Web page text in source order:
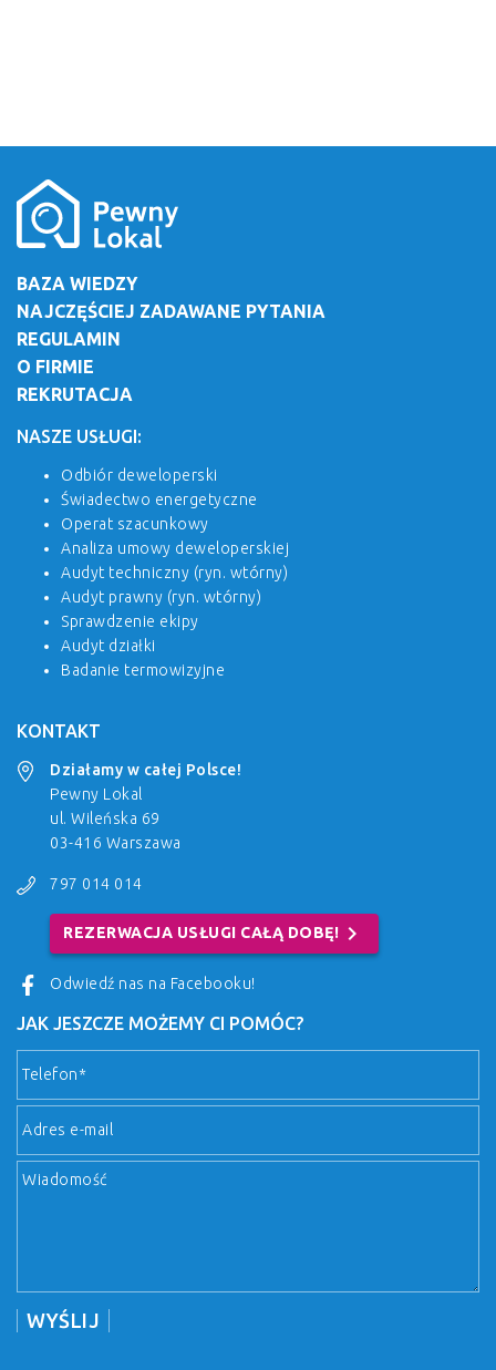
BAZA WIEDZY
NAJCZĘŚCIEJ ZADAWANE PYTANIA
REGULAMIN
O FIRMIE
REKRUTACJA
NASZE USŁUGI:
Odbiór deweloperski
Świadectwo energetyczne
Operat szacunkowy
Analiza umowy deweloperskiej
Audyt techniczny (ryn. wtórny)
Audyt prawny (ryn. wtórny)
Sprawdzenie ekipy
Audyt działki
Badanie termowizyjne
KONTAKT
Działamy w całej Polsce!
Pewny Lokal
ul. Wileńska 69
03-416 Warszawa
797 014 014
REZERWACJA USŁUGI CAŁĄ DOBĘ! chevron_right
Odwiedź nas na Facebooku!
JAK JESZCZE MOŻEMY CI POMÓC?